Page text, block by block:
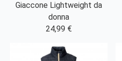
Giaccone Lightweight da
donna
24,99 €